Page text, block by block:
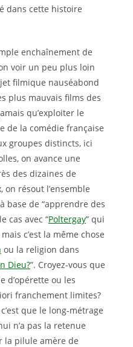
dans cette histoire
enchaînement de
voir un peu plus loin
filmique nauséabond
plus mauvais films des
qu’exploiter le
de la comédie française
groupes distincts, ici
on avance une
des dizaines de
résout l’ensemble
base de “apprendre des
cas avec “Poltergay” qui
c’est la même chose
ou la religion dans
Dieu?”. Croyez-vous que
d’opérette ou les
franchement limites?
que le long-métrage
n’a pas la retenue
la pilule amère de